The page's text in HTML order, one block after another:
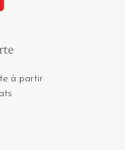
à partir